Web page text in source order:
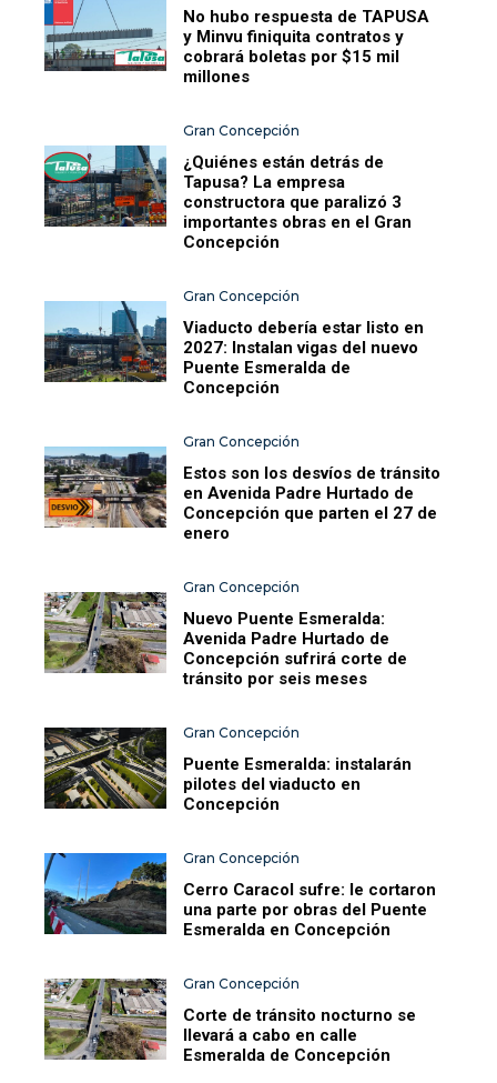
No hubo respuesta de TAPUSA
y Minvu finiquita contratos y
cobrará boletas por $15 mil
millones
Gran Concepción
¿Quiénes están detrás de
Tapusa? La empresa
constructora que paralizó 3
importantes obras en el Gran
Concepción
Gran Concepción
Viaducto debería estar listo en
2027: Instalan vigas del nuevo
Puente Esmeralda de
Concepción
Gran Concepción
Estos son los desvíos de tránsito
en Avenida Padre Hurtado de
Concepción que parten el 27 de
enero
Gran Concepción
Nuevo Puente Esmeralda:
Avenida Padre Hurtado de
Concepción sufrirá corte de
tránsito por seis meses
Gran Concepción
Puente Esmeralda: instalarán
pilotes del viaducto en
Concepción
Gran Concepción
Cerro Caracol sufre: le cortaron
una parte por obras del Puente
Esmeralda en Concepción
Gran Concepción
Corte de tránsito nocturno se
llevará a cabo en calle
Esmeralda de Concepción